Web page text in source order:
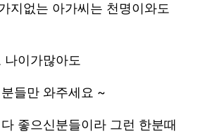
지없는 아가씨는 천명이와도
나이가많아도
들만 와주세요 ~
좋으신분들이라 그런 한분때